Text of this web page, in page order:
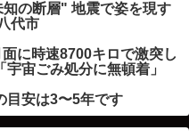
知の断層" 地震で姿を現す
代市
に時速8700キロで激突し
宙ごみ処分に無頓着」
目安は3〜5年です